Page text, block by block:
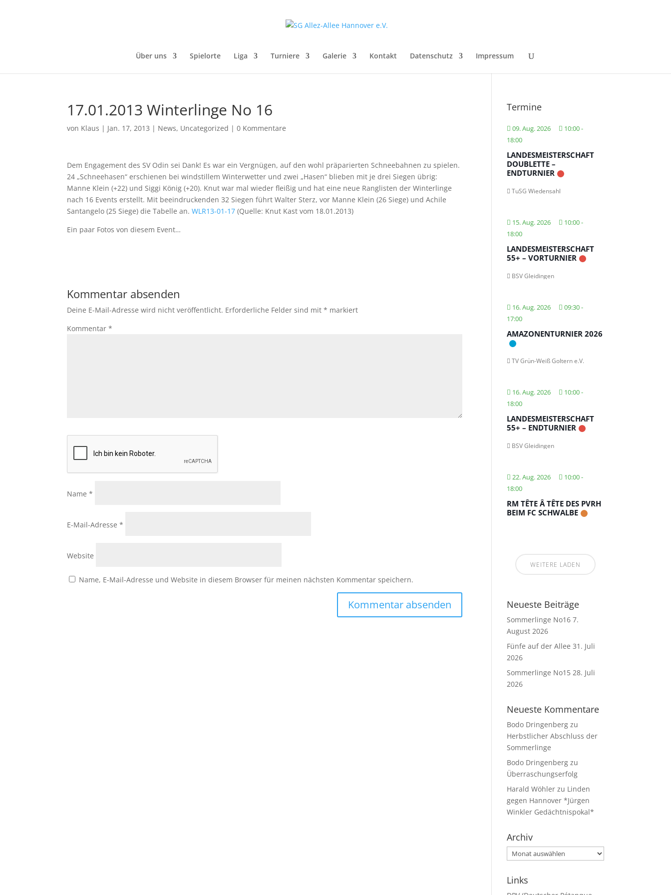
Über uns Spielorte Liga Turniere Galerie Kontakt Datenschutz Impressum
17.01.2013 Winterlinge No 16
von Klaus | Jan. 17, 2013 | News, Uncategorized |0 Kommentare
Dem Engagement des SV Odin sei Dank! Es war ein Vergnügen, auf den wohl präparierten Schneebahnen zu spielen.
24 „Schneehasen“ erschienen bei windstillem Winterwetter und zwei „Hasen“ blieben mit je drei Siegen übrig:
Manne Klein (+22) und Siggi König (+20). Knut war mal wieder fleißig und hat eine neue Ranglisten der Winterlinge
nach 16 Events erstellt. Mit beeindruckenden 32 Siegen führt Walter Sterz, vor Manne Klein (26 Siege) und Achile
Santangelo (25 Siege) die Tabelle an.WLR13-01-17 (Quelle: Knut Kast vom 18.01.2013)
Ein paar Fotos von diesem Event…
Kommentar absenden
Deine E-Mail-Adresse wird nicht veröffentlicht. Erforderliche Felder sind mit* markiert
Kommentar*
Name*
E-Mail-Adresse*
Website
Name, E-Mail-Adresse und Website in diesem Browser für meinen nächsten Kommentar speichern.
Termine
09. Aug. 2026 10:00-
18:00
LANDESMEISTERSCHAFT
DOUBLETTE –
ENDTURNIER
TuSG Wiedensahl
15. Aug. 2026 10:00-
18:00
LANDESMEISTERSCHAFT
55+ – VORTURNIER
BSV Gleidingen
16. Aug. 2026 09:30-
17:00
AMAZONENTURNIER 2026
TV Grün-Weiß Goltern e.V.
16. Aug. 2026 10:00-
18:00
LANDESMEISTERSCHAFT
55+ – ENDTURNIER
BSV Gleidingen
22. Aug. 2026 10:00-
18:00
RM TÊTE Â TÊTE DES PVRH
BEIM FC SCHWALBE
WEITERE LADEN
Neueste Beiträge
Sommerlinge No16 7.
August 2026
Fünfe auf der Allee 31. Juli
2026
Sommerlinge No15 28. Juli
2026
Neueste Kommentare
Bodo Dringenberg zu
Herbstlicher Abschluss der
Sommerlinge
Bodo Dringenberg zu
Überraschungserfolg
Harald Wöhler zu Linden
gegen Hannover *Jürgen
Winkler Gedächtnispokal*
Archiv
Archiv
Links